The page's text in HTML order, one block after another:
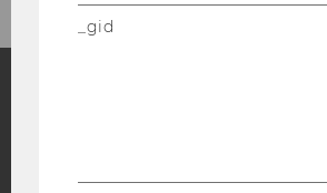
_gid